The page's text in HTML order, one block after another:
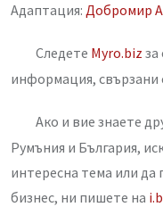
Адаптация: Добромир
Следете Myro.biz
информация, свързани
Ако и вие знаете
Румъния и България,
интересна тема или да
бизнес, ни пишете на